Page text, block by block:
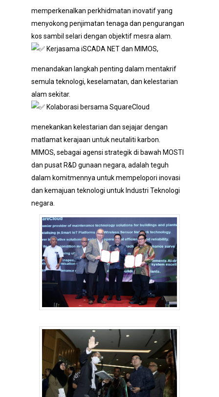
memperkenalkan perkhidmatan inovatif yang
menyokong penjimatan tenaga dan pengurangan
kos sambil selari dengan objektif mesra alam.
Kerjasama iSCADA NET dan MIMOS,
menandakan langkah penting dalam mentakrif
semula teknologi, keselamatan, dan kelestarian
alam sekitar.
Kolaborasi bersama SquareCloud
menekankan kelestarian dan sejajar dengan
matlamat kerajaan untuk neutaliti karbon.
MIMOS, sebagai agensi strategik di bawah MOSTI
dan pusat R&D gunaan negara, adalah teguh
dalam komitmennya untuk mempelopori inovasi
dan kemajuan teknologi untuk Industri Teknologi
negara.